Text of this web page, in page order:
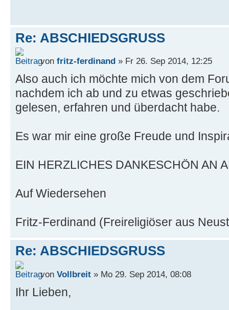
Re: ABSCHIEDSGRUSS
von fritz-ferdinand » Fr 26. Sep 2014, 12:25
Also auch ich möchte mich von dem
nachdem ich ab und zu etwas
gelesen, erfahren und überdacht habe.
Es war mir eine große Freude und
EIN HERZLICHES DANKESCHÖN AN
Auf Wiedersehen
Fritz-Ferdinand (Freireligiöser aus
Re: ABSCHIEDSGRUSS
von Vollbreit » Mo 29. Sep 2014, 08:08
Ihr Lieben,